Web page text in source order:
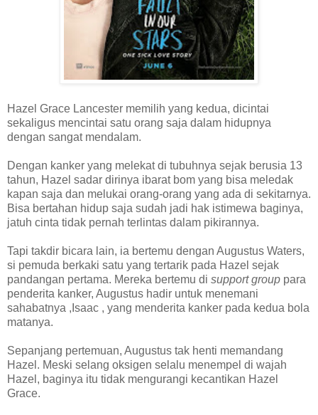
Hazel Grace Lancester memilih yang kedua, dicintai
sekaligus mencintai satu orang saja dalam hidupnya
dengan sangat mendalam.
Dengan kanker yang melekat di tubuhnya sejak berusia 13
tahun, Hazel sadar dirinya ibarat bom yang bisa meledak
kapan saja dan melukai orang-orang yang ada di sekitarnya.
Bisa bertahan hidup saja sudah jadi hak istimewa baginya,
jatuh cinta tidak pernah terlintas dalam pikirannya.
Tapi takdir bicara lain, ia bertemu dengan Augustus Waters,
si pemuda berkaki satu yang tertarik pada Hazel sejak
pandangan pertama. Mereka bertemu di support group para
penderita kanker, Augustus hadir untuk menemani
sahabatnya ,Isaac , yang menderita kanker pada kedua bola
matanya.
Sepanjang pertemuan, Augustus tak henti memandang
Hazel. Meski selang oksigen selalu menempel di wajah
Hazel, baginya itu tidak mengurangi kecantikan Hazel
Grace.